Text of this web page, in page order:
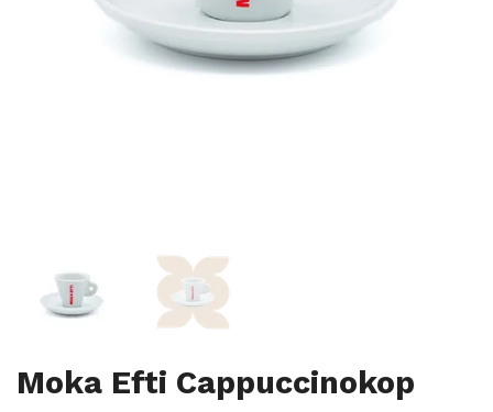
Moka Efti Cappuccinokop